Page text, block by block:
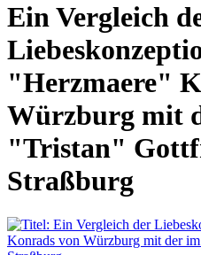
Ein Vergleich
"Herzmaere"
Würzburg mit
"Tristan"
Straßburg